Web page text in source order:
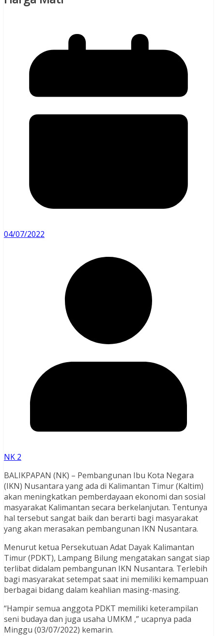
04/07/2022
NK 2
BALIKPAPAN (NK) – Pembangunan Ibu Kota Negara
(IKN) Nusantara yang ada di Kalimantan Timur (Kaltim)
akan meningkatkan pemberdayaan ekonomi dan sosial
masyarakat Kalimantan secara berkelanjutan. Tentunya
hal tersebut sangat baik dan berarti bagi masyarakat
yang akan merasakan pembangunan IKN Nusantara.
Menurut ketua Persekutuan Adat Dayak Kalimantan
Timur (PDKT), Lampang Bilung mengatakan sangat siap
terlibat didalam pembangunan IKN Nusantara. Terlebih
bagi masyarakat setempat saat ini memiliki kemampuan
berbagai bidang dalam keahlian masing-masing.
“Hampir semua anggota PDKT memiliki keterampilan
seni budaya dan juga usaha UMKM ,” ucapnya pada
Minggu (03/07/2022) kemarin.